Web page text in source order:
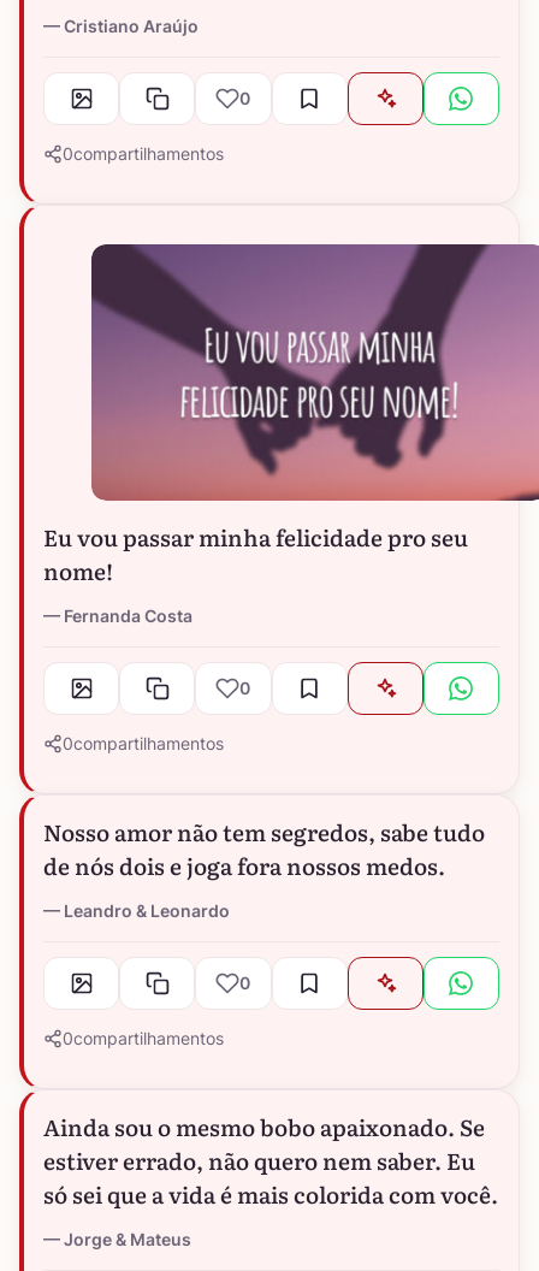
Cristiano Araújo
0
0compartilhamentos
Eu vou passar minha felicidade pro seu
nome!
Fernanda Costa
0
0compartilhamentos
Nosso amor não tem segredos, sabe tudo
de nós dois e joga fora nossos medos.
Leandro & Leonardo
0
0compartilhamentos
Ainda sou o mesmo bobo apaixonado. Se
estiver errado, não quero nem saber. Eu
só sei que a vida é mais colorida com você.
Jorge & Mateus